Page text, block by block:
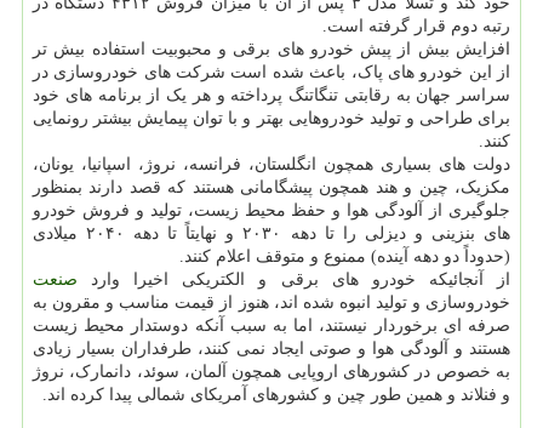
رتبه دوم قرار گرفته است.
افزایش بیش از پیش خودرو های برقی و محبوبیت استفاده بیش تر
از این خودرو های پاک، باعث شده است شرکت های خودروسازی در
سراسر جهان به رقابتی تنگاتنگ پرداخته و هر یک از برنامه های خود
برای طراحی و تولید خودروهایی بهتر و با توان پیمایش بیشتر رونمایی
کنند.
دولت های بسیاری همچون انگلستان، فرانسه، نروژ، اسپانیا، یونان،
مکزیک، چین و هند همچون پیشگامانی هستند که قصد دارند بمنظور
جلوگیری از آلودگی هوا و حفظ محیط زیست، تولید و فروش خودرو
های بنزینی و دیزلی را تا دهه ۲۰۳۰ و نهایتاً تا دهه ۲۰۴۰ میلادی
(حدوداً دو دهه آینده) ممنوع و متوقف اعلام کنند.
از آنجائیکه خودرو های برقی و الکتریکی اخیرا وارد صنعت
خودروسازی و تولید انبوه شده اند، هنوز از قیمت مناسب و مقرون به
صرفه ای برخوردار نیستند، اما به سبب آنکه دوستدار محیط زیست
هستند و آلودگی هوا و صوتی ایجاد نمی کنند، طرفداران بسیار زیادی
به خصوص در کشورهای اروپایی همچون آلمان، سوئد، دانمارک، نروژ
و فنلاند و همین طور چین و کشورهای آمریکای شمالی پیدا کرده اند.